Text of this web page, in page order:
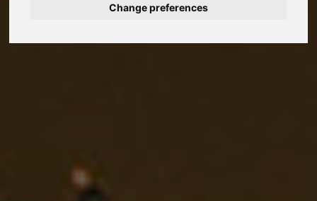
Change preferences
Deutsch
Nederlands